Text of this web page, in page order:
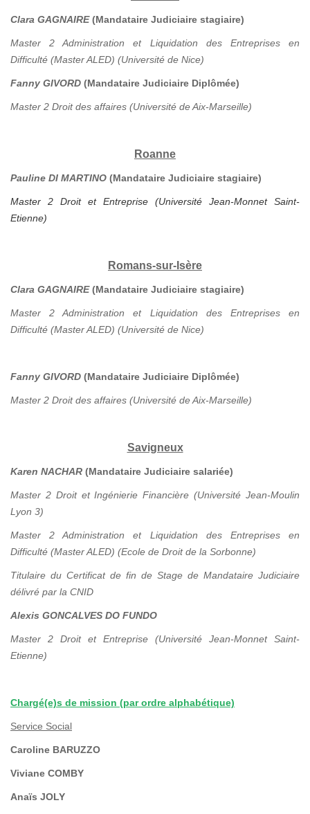
Clara GAGNAIRE(Mandataire Judiciaire stagiaire)
Master 2 Administration et Liquidation des Entreprises en
Difficulté (Master ALED) (Université de Nice)
Fanny GIVORD (Mandataire Judiciaire Diplômée)
Master 2 Droit des affaires (Université de Aix-Marseille)
Roanne
Pauline DI MARTINO (Mandataire Judiciaire stagiaire)
Master 2 Droit et Entreprise (Université Jean-Monnet Saint-
Etienne)
Romans-sur-Isère
Clara GAGNAIRE(Mandataire Judiciaire stagiaire)
Master 2 Administration et Liquidation des Entreprises en
Difficulté (Master ALED) (Université de Nice)
Fanny GIVORD (Mandataire Judiciaire Diplômée)
Master 2 Droit des affaires (Université de Aix-Marseille)
Savigneux
Karen NACHAR (Mandataire Judiciaire salariée)
Master 2 Droit et Ingénierie Financière (Université Jean-Moulin
Lyon 3)
Master 2 Administration et Liquidation des Entreprises en
Difficulté (Master ALED) (Ecole de Droit de la Sorbonne)
Titulaire du Certificat de fin de Stage de Mandataire Judiciaire
délivré par la CNID
Alexis GONCALVES DO FUNDO
Master 2 Droit et Entreprise (Université Jean-Monnet Saint-
Etienne)
Chargé(e)s de mission (par ordre alphabétique)
Service Social
Caroline BARUZZO
Viviane COMBY
Anaïs JOLY